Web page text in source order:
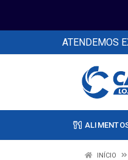
ATENDEMOS
INÍCIO